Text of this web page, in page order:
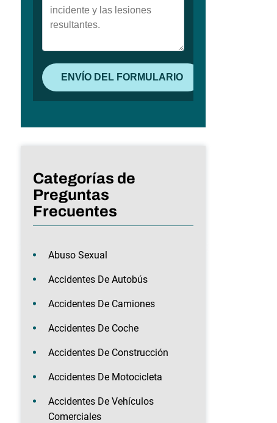
Categorías de
Preguntas
Frecuentes
Abuso Sexual
Accidentes De Autobús
Accidentes De Camiones
Accidentes De Coche
Accidentes De Construcción
Accidentes De Motocicleta
Accidentes De Vehículos
Comerciales